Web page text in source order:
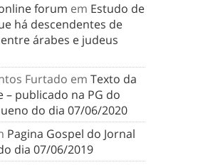
forum em Estudo de
há descendentes de
árabes e judeus
Furtado em Texto da
– publicado na PG do
do dia 07/06/2020
Pagina Gospel do Jornal
dia 07/06/2019